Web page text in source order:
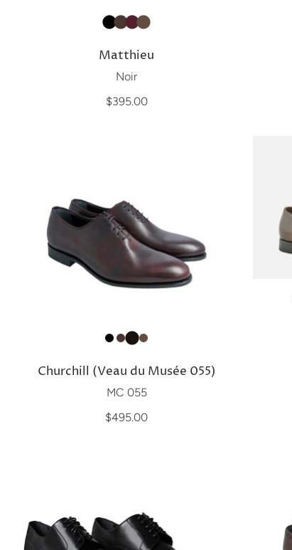
Matthieu
Noir
$395.00
Churchill (Veau du Musée 055)
MC 055
$495.00